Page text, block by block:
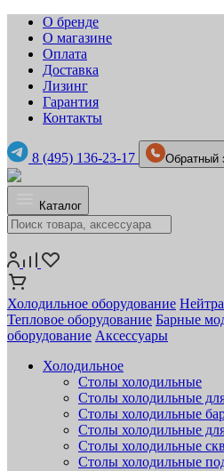
О бренде
О магазине
Оплата
Доставка
Лизинг
Гарантия
Контакты
8 (495) 136-23-17 Обратный
Каталог
Холодильное оборудование
Тепловое оборудование Барные
оборудование Аксессуары
Холодильное
Столы холодильные
Столы холодильные
Столы холодильные
Столы холодильные
Столы холодильные
Столы холодильные